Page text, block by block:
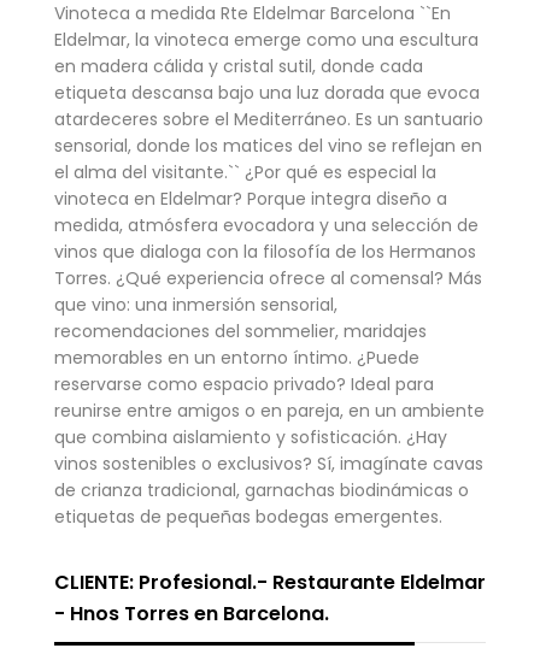
Vinoteca a medida Rte Eldelmar Barcelona ``En
Eldelmar, la vinoteca emerge como una escultura
en madera cálida y cristal sutil, donde cada
etiqueta descansa bajo una luz dorada que evoca
atardeceres sobre el Mediterráneo. Es un santuario
sensorial, donde los matices del vino se reflejan en
el alma del visitante.`` ¿Por qué es especial la
vinoteca en Eldelmar? Porque integra diseño a
medida, atmósfera evocadora y una selección de
vinos que dialoga con la filosofía de los Hermanos
Torres. ¿Qué experiencia ofrece al comensal? Más
que vino: una inmersión sensorial,
recomendaciones del sommelier, maridajes
memorables en un entorno íntimo. ¿Puede
reservarse como espacio privado? Ideal para
reunirse entre amigos o en pareja, en un ambiente
que combina aislamiento y sofisticación. ¿Hay
vinos sostenibles o exclusivos? Sí, imagínate cavas
de crianza tradicional, garnachas biodinámicas o
etiquetas de pequeñas bodegas emergentes.
CLIENTE: Profesional.- Restaurante Eldelmar
- Hnos Torres en Barcelona.